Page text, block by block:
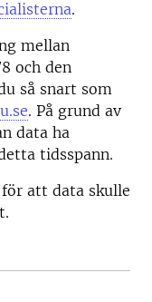
.
mellan
och den
så snart som
. På grund av
data ha
tidsspann.
att data skulle